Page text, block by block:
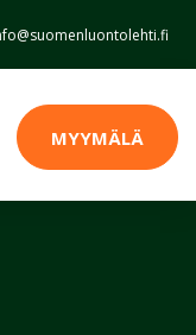
MYYMÄLÄ